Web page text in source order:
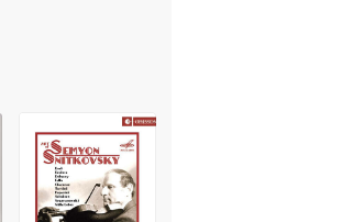
이 제한될 수 있습니다.
권유해 드립니다.
됩니다.
사용으로 인한 재생 불